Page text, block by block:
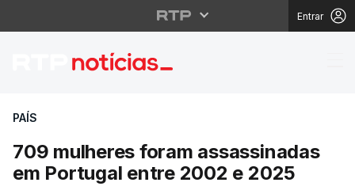
Entrar
709 mulheres foram
PAÍS
709 mulheres foram assassinadas
em Portugal entre 2002 e 2025